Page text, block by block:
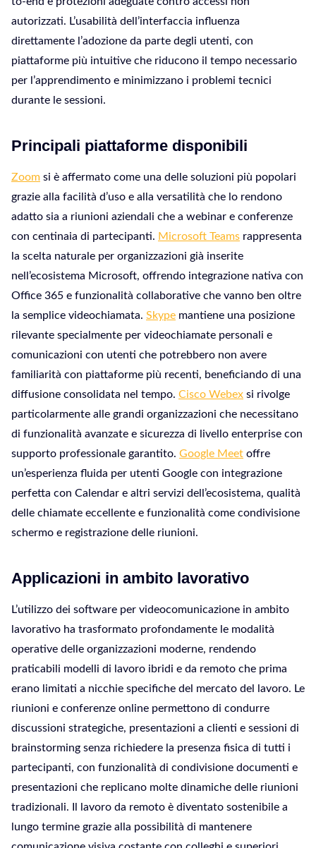
autorizzati. L’usabilità dell’interfaccia influenza
direttamente l’adozione da parte degli utenti, con
piattaforme più intuitive che riducono il tempo necessario
per l’apprendimento e minimizzano i problemi tecnici
durante le sessioni.
Principali piattaforme disponibili
Zoom si è affermato come una delle soluzioni più popolari
grazie alla facilità d’uso e alla versatilità che lo rendono
adatto sia a riunioni aziendali che a webinar e conferenze
con centinaia di partecipanti. Microsoft Teams rappresenta
la scelta naturale per organizzazioni già inserite
nell’ecosistema Microsoft, offrendo integrazione nativa con
Office 365 e funzionalità collaborative che vanno ben oltre
la semplice videochiamata. Skype mantiene una posizione
rilevante specialmente per videochiamate personali e
comunicazioni con utenti che potrebbero non avere
familiarità con piattaforme più recenti, beneficiando di una
diffusione consolidata nel tempo. Cisco Webex si rivolge
particolarmente alle grandi organizzazioni che necessitano
di funzionalità avanzate e sicurezza di livello enterprise con
supporto professionale garantito. Google Meet offre
un’esperienza fluida per utenti Google con integrazione
perfetta con Calendar e altri servizi dell’ecosistema, qualità
delle chiamate eccellente e funzionalità come condivisione
schermo e registrazione delle riunioni.
Applicazioni in ambito lavorativo
L’utilizzo dei software per videocomunicazione in ambito
lavorativo ha trasformato profondamente le modalità
operative delle organizzazioni moderne, rendendo
praticabili modelli di lavoro ibridi e da remoto che prima
erano limitati a nicchie specifiche del mercato del lavoro. Le
riunioni e conferenze online permettono di condurre
discussioni strategiche, presentazioni a clienti e sessioni di
brainstorming senza richiedere la presenza fisica di tutti i
partecipanti, con funzionalità di condivisione documenti e
presentazioni che replicano molte dinamiche delle riunioni
tradizionali. Il lavoro da remoto è diventato sostenibile a
lungo termine grazie alla possibilità di mantenere